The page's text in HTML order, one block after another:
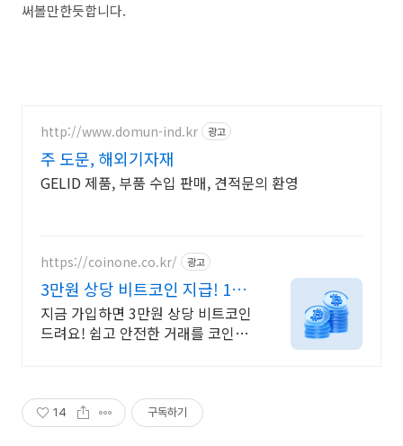
써볼만한듯합니다.
http://www.domun-ind.kr 광고
주 도문, 해외기자재
GELID 제품, 부품 수입 판매, 견적문의 환영
https://coinone.co.kr/ 광고
3만원 상당 비트코인 지급! 12
년 무사고 거래소
지금 가입하면 3만원 상당 비트코인
드려요! 쉽고 안전한 거래를 코인원
14 구독하기